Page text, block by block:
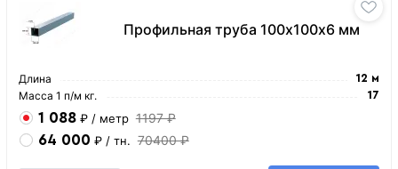
Профильная труба 100х100х6 мм
Длина 12 м
Масса 1 п/м кг. 17
1 088 ₽ / метр 1197 ₽
64 000 ₽ / тн. 70400 ₽